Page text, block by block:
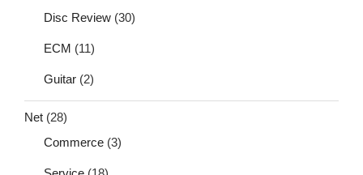
Disc Review (30)
ECM (11)
Guitar (2)
Net (28)
Commerce (3)